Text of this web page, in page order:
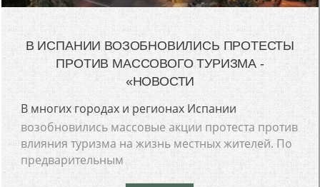
В ИСПАНИИ ВОЗОБНОВИЛИСЬ ПРОТЕСТЫ
ПРОТИВ МАССОВОГО ТУРИЗМА -
«НОВОСТИ
В многих городах и регионах Испании
возобновились массовые акции протеста против
влияния туризма на жизнь местных жителей. По
предварительным